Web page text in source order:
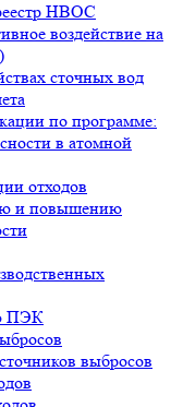
НВОС
воздействие на
сточных вод
по программе:
в атомной
отходов
и повышению
ПЭК
выбросов